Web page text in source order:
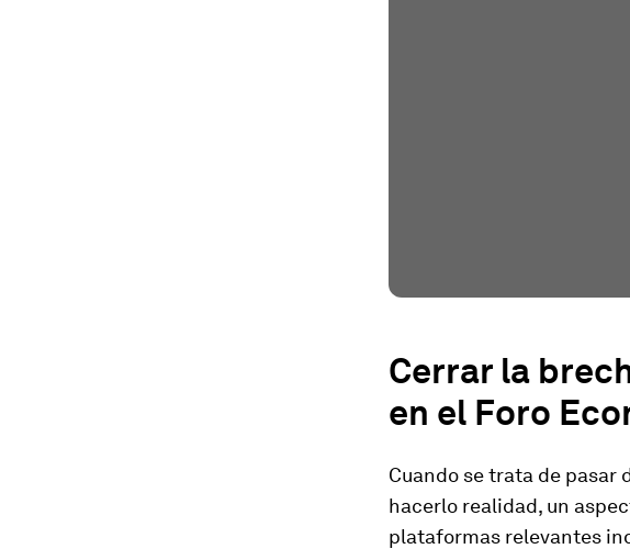
Cerrar la
en el Foro
Cuando se trata de pasar
hacerlo realidad, un
plataformas relevantes